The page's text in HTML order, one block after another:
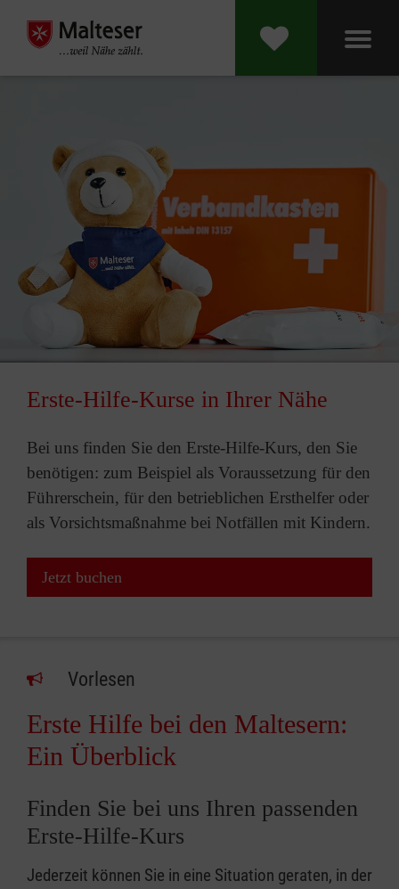
Erste-Hilfe-Kurse in Ihrer Nähe
Bei uns finden Sie den Erste-Hilfe-Kurs, den Sie
benötigen: zum Beispiel als Voraussetzung für den
Führerschein, für den betrieblichen Ersthelfer oder
als Vorsichtsmaßnahme bei Notfällen mit Kindern.
Jetzt buchen
Vorlesen
Erste Hilfe bei den Maltesern:
Ein Überblick
Finden Sie bei uns Ihren passenden
Erste-Hilfe-Kurs
Jederzeit können Sie in eine Situation geraten, in der